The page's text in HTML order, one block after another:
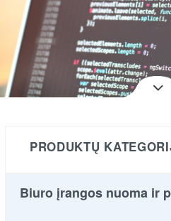
PRODUKTŲ
Biuro įrangos nuoma ir